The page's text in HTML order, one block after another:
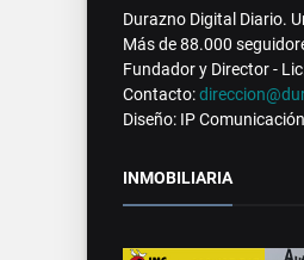
Durazno Digital Diario.
Más de 88.000
Fundador y Director -
Contacto:
Diseño: IP
INMOBILIARIA